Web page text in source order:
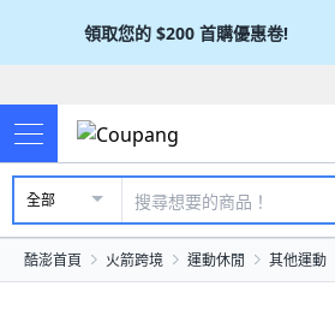
領取您的 $200 首購優惠卷!
全部
酷澎首頁 火箭跨境 運動休閒 其他運動